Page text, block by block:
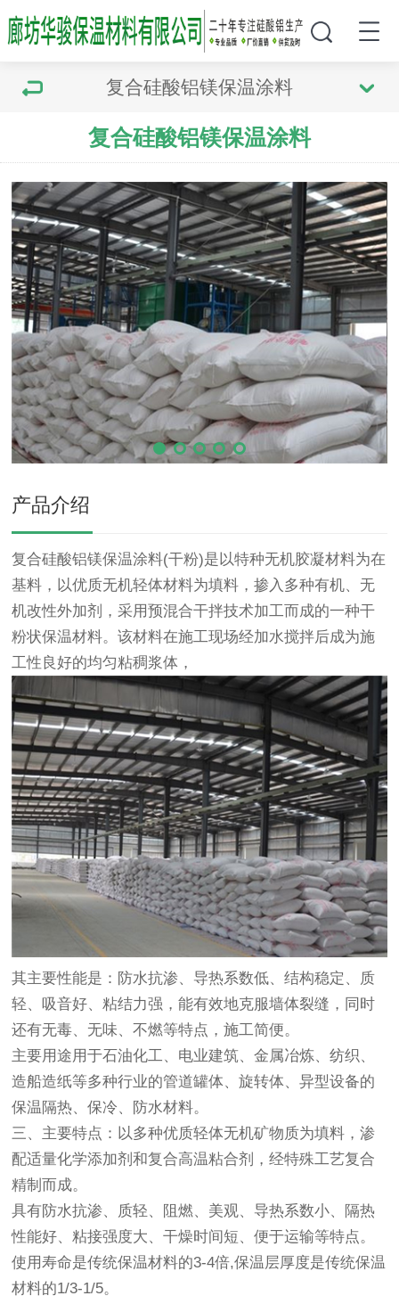
复合硅酸铝镁保温涂料
复合硅酸铝镁保温涂料
产品介绍
复合硅酸铝镁保温涂料(干粉)是以特种无机胶凝材料为在
基料，以优质无机轻体材料为填料，掺入多种有机、无
机改性外加剂，采用预混合干拌技术加工而成的一种干
粉状保温材料。该材料在施工现场经加水搅拌后成为施
工性良好的均匀粘稠浆体，
其主要性能是：防水抗渗、导热系数低、结构稳定、质
轻、吸音好、粘结力强，能有效地克服墙体裂缝，同时
还有无毒、无味、不燃等特点，施工简便。
主要用途用于石油化工、电业建筑、金属冶炼、纺织、
造船造纸等多种行业的管道罐体、旋转体、异型设备的
保温隔热、保冷、防水材料。
三、主要特点：以多种优质轻体无机矿物质为填料，渗
配适量化学添加剂和复合高温粘合剂，经特殊工艺复合
精制而成。
具有防水抗渗、质轻、阻燃、美观、导热系数小、隔热
性能好、粘接强度大、干燥时间短、便于运输等特点。
使用寿命是传统保温材料的3-4倍,保温层厚度是传统保温
材料的1/3-1/5。